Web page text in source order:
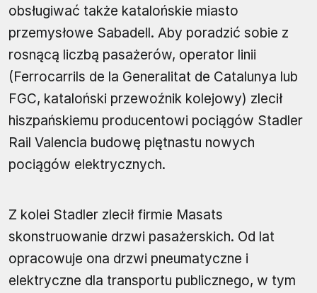
obsługiwać także katalońskie miasto
przemysłowe Sabadell. Aby poradzić sobie z
rosnącą liczbą pasażerów, operator linii
(Ferrocarrils de la Generalitat de Catalunya lub
FGC, kataloński przewoźnik kolejowy) zlecił
hiszpańskiemu producentowi pociągów Stadler
Rail Valencia budowę piętnastu nowych
pociągów elektrycznych.
Z kolei Stadler zlecił firmie Masats
skonstruowanie drzwi pasażerskich. Od lat
opracowuje ona drzwi pneumatyczne i
elektryczne dla transportu publicznego, w tym